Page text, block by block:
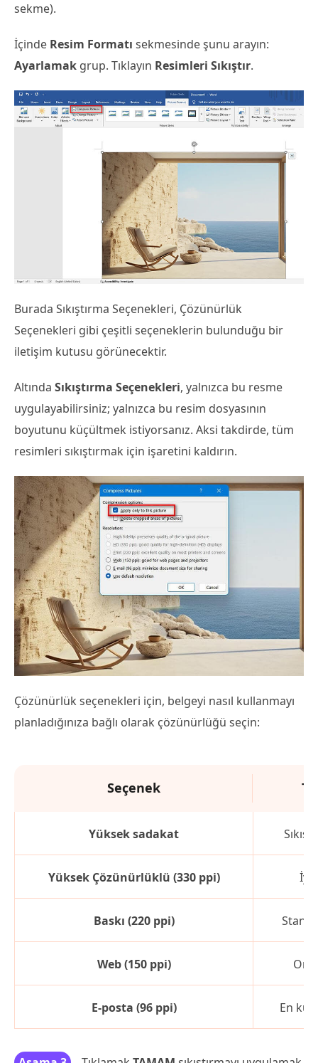
sekme).
İçinde Resim Formatı sekmesinde şunu arayın:
Ayarlamak grup. Tıklayın Resimleri Sıkıştır.
Burada Sıkıştırma Seçenekleri, Çözünürlük
Seçenekleri gibi çeşitli seçeneklerin bulunduğu bir
iletişim kutusu görünecektir.
Altında Sıkıştırma Seçenekleri, yalnızca bu resme
uygulayabilirsiniz; yalnızca bu resim dosyasının
boyutunu küçültmek istiyorsanız. Aksi takdirde, tüm
resimleri sıkıştırmak için işaretini kaldırın.
Çözünürlük seçenekleri için, belgeyi nasıl kullanmayı
planladığınıza bağlı olarak çözünürlüğü seçin:
Seçenek
Yüksek sadakat
Yüksek Çözünürlüklü (330 ppi) İyi
Baskı (220 ppi)
Web (150 ppi)
E-posta (96 ppi) En